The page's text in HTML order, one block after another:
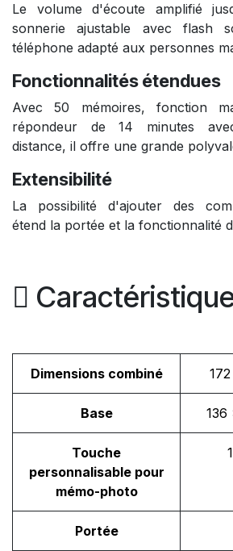
Le volume d'écoute amplifié
sonnerie ajustable avec flash
téléphone adapté aux personnes
Fonctionnalités étendues
Avec 50 mémoires, fonction
répondeur de 14 minutes
distance, il offre une grande
Extensibilité
La possibilité d'ajouter des
étend la portée et la fonctionnalité
Dimensions combiné
Base 136
Touche
personnalisable pour
mémo-photo
Portée